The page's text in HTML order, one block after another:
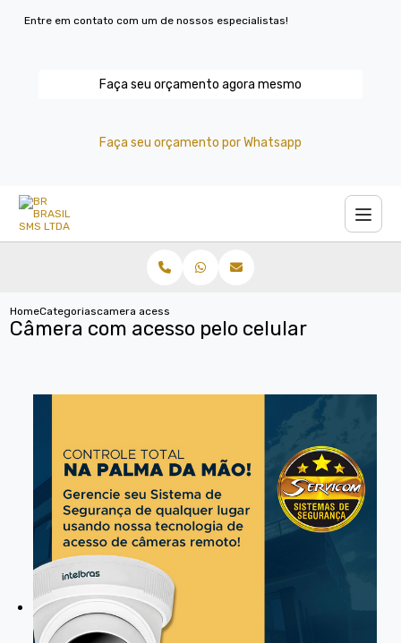
Entre em contato com um de nossos especialistas!
Faça seu orçamento agora mesmo
Faça seu orçamento por Whatsapp
HomeCategoriascamera acesso pelo celular
Câmera com acesso pelo celular